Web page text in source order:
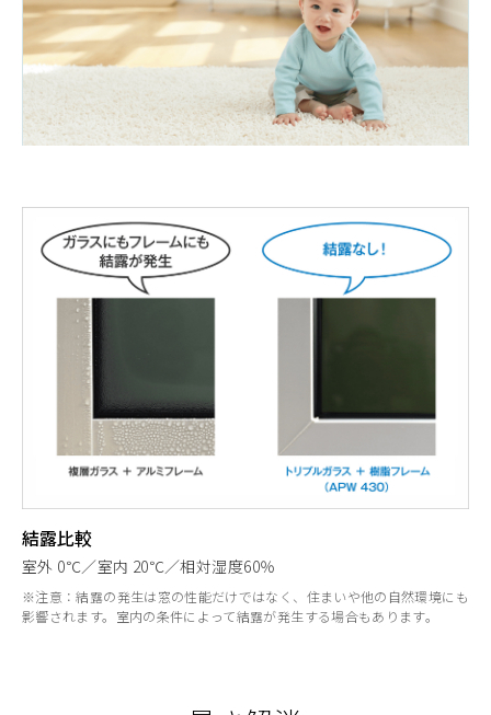
結露比較
室外 0℃／室内 20℃／相対湿度60％
※注意：結露の発生は窓の性能だけではなく、住まいや他の自然環境にも
影響されます。室内の条件によって結露が発生する場合もあります。